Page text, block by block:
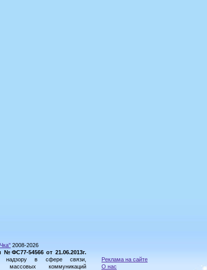
2008-2026
№ФС77-54566 от 21.06.2013г.
надзору в сфере связи,
коммуникаций
Реклама на сайте
О нас